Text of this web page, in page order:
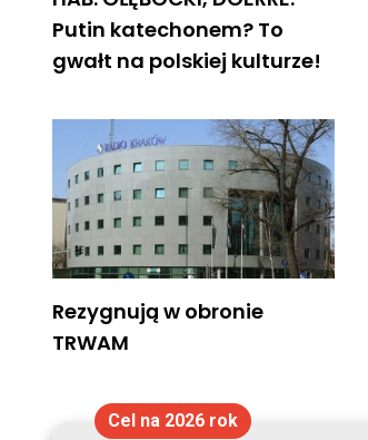
Putin katechonem? To
gwałt na polskiej kulturze!
Rezygnują w obronie
TRWAM
Cel na 2026 rok